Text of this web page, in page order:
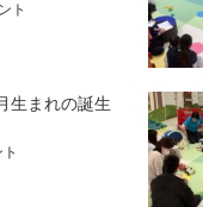
ト
生まれの誕生